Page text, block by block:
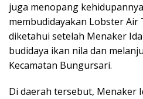
juga menopang
membudidayakan Lobster Air
diketahui setelah Menaker
budidaya ikan nila dan
Kecamatan Bungursari.
Di daerah tersebut, Menaker